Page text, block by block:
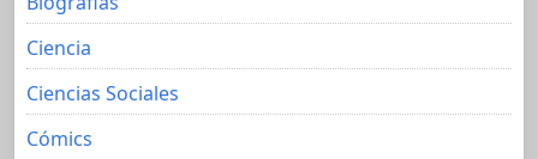
Ciencia
Ciencias Sociales
Cómics